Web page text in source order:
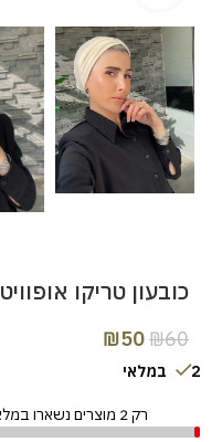
כובעון טריקו אופוויט
₪60
₪50
2 במלאי
רק 2 מוצרים נשארו במלאי!